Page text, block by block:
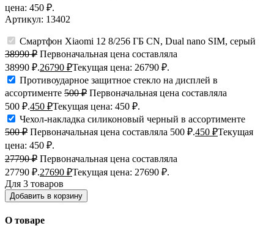
цена: 450 ₽.
Артикул: 13402
Смартфон Xiaomi 12 8/256 ГБ CN, Dual nano SIM, серый
38990₽ Первоначальная цена составляла
38990 ₽.26790 ₽Текущая цена: 26790 ₽.
Противоударное защитное стекло на дисплей в
ассортименте 500₽ Первоначальная цена составляла
500 ₽.450 ₽Текущая цена: 450 ₽.
Чехол-накладка силиконовый черный в ассортименте
500₽ Первоначальная цена составляла 500 ₽.450 ₽Текущая
цена: 450 ₽.
27790₽ Первоначальная цена составляла
27790 ₽.27690 ₽Текущая цена: 27690 ₽.
Для 3 товаров
Добавить в корзину
О товаре